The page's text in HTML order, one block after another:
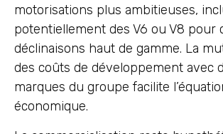
motorisations plus ambitieuses,
potentiellement des V6 ou V8 pour
déclinaisons haut de gamme. La
des coûts de développement avec
marques du groupe facilite
économique.